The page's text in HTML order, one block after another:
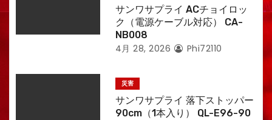
サンワサプライ ACチョイロッ
ク（電源ケーブル対応） CA-
NB008
4月 28, 2026 Phi72110
災害
サンワサプライ 落下ストッパー
90cm（1本入り） QL-E96-90